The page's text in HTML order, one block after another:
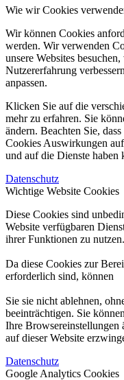
Wie wir Cookies
Wir können Cookies
werden. Wir verwenden
unsere Websites
Nutzererfahrung
anpassen.
Klicken Sie auf die
mehr zu erfahren. Sie
ändern. Beachten Sie,
Cookies Auswirkungen
und auf die Dienste haben
Datenschutz
Wichtige Website Cookies
Diese Cookies sind
Website verfügbaren
ihrer Funktionen zu nutzen.
Da diese Cookies zur
erforderlich sind, können
Sie sie nicht ablehnen,
beeinträchtigen. Sie
Ihre Browsereinstellungen
auf dieser Website
Datenschutz
Google Analytics Cookies